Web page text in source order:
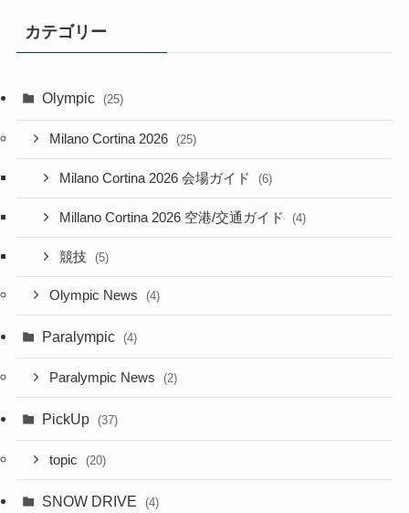
カテゴリー
Olympic (25)
Milano Cortina 2026 (25)
Milano Cortina 2026 会場ガイド (6)
Millano Cortina 2026 空港/交通ガイド (4)
競技 (5)
Olympic News (4)
Paralympic (4)
Paralympic News (2)
PickUp (37)
topic (20)
SNOW DRIVE (4)